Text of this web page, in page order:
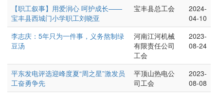
【职工叙事】用爱润心 呵护成长——
宝丰县西城门小学职工刘晓亚
宝丰县总工会
2024-
04-10
李志庆：5年只为一件事，义务熬制绿
豆汤
河南江河机械
有限责任公司
工会
2023-
08-24
平东发电评选迎峰度夏“周之星”激发员
工奋勇争先
平顶山热电公
司工会
2023-
08-08